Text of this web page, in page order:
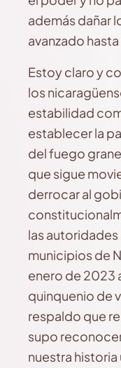
además dañar
avanzado
Estoy claro y
los
estabilidad
establecer la
del fuego
que sigue
derrocar al
las autoridades
municipios de
enero de 2023
quinquenio de
respaldo que
supo
nuestra